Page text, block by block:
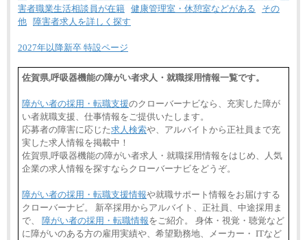
害者職業生活相談員が在籍 健康管理室・休憩室などがある
その
他
障害者求人を詳しく探す
2027年以降新卒 特設ページ
佐賀県,呼吸器機能の障がい者求人・就職採用情報一覧です。
障がい者の採用・転職支援のクローバーナビなら、充実した障が
い者就職支援、仕事情報をご提供いたします。
応募者の障害に応じた求人検索や、アルバイトから正社員まで充
実した求人情報を掲載中！
佐賀県,呼吸器機能の障がい者求人・就職採用情報をはじめ、人気
企業の求人情報を探すならクローバーナビをどうぞ。
障がい者の採用・転職支援情報や就職サポート情報をお届けする
クローバーナビ。 新卒採用からアルバイト、正社員、中途採用ま
で、 障がい者の採用・転職情報をご紹介。 身体・視覚・聴覚など
に障がいのある方の雇用実績や、希望勤務地、メーカー・ ITなど